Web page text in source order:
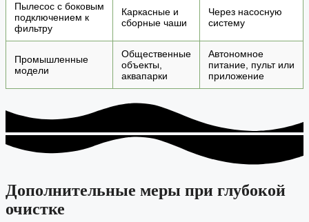
Пылесос с боковым
подключением к
фильтру
Каркасные и
сборные чаши
Через насосную
систему
Промышленные
модели
Общественные
объекты,
аквапарки
Автономное
питание, пульт или
приложение
Дополнительные меры при глубокой
очистке